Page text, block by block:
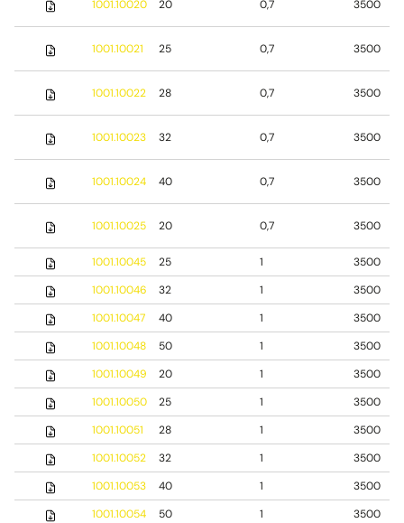
1001.10020 20 0,7 3500
1001.10021 25 0,7 3500
1001.10022 28 0,7 3500
1001.10023 32 0,7 3500
1001.10024 40 0,7 3500
1001.10025 20 0,7 3500
1001.10045 25 1
3500
1001.10046
32 1
3500
1001.10047
40 1
3500
1001.10048
50 1
3500
1001.10049
20 1
3500
1001.10050
25 1
3500
1001.10051
28 1
3500
1001.10052
32 1
3500
1001.10053
40 1
3500
1001.10054
50 1
3500